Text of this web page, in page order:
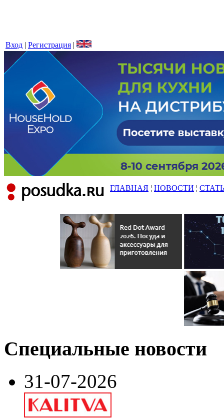
Вход | Регистрация |
ГЛАВНАЯ ¦ НОВОСТИ ¦
Специальные новости
31-07-2026